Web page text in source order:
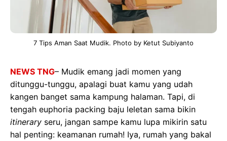
7 Tips Aman Saat Mudik. Photo by Ketut Subiyanto
NEWS TNG– Mudik emang jadi momen yang
ditunggu-tunggu, apalagi buat kamu yang udah
kangen banget sama kampung halaman. Tapi, di
tengah euphoria packing baju leletan sama bikin
itinerary seru, jangan sampe kamu lupa mikirin satu
hal penting: keamanan rumah! Iya, rumah yang bakal